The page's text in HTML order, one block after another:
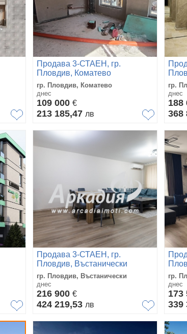
Продава 3-СТАЕН, гр.
Пловдив, Коматево
гр. Пловдив, Коматево
днес
109 000 €
213 185,47 лв
гр.
днес
188
368
Продава 3-СТАЕН, гр.
Пловдив, Въстанически
гр. Пловдив, Въстанически
днес
216 900 €
424 219,53 лв
гр.
днес
173
339